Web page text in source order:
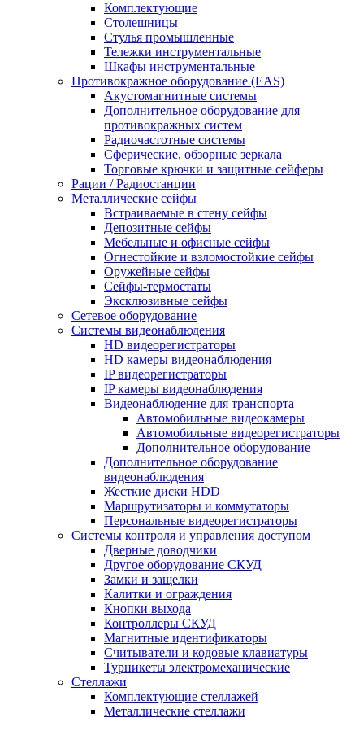
Комплектующие
Столешницы
Стулья промышленные
Тележки инструментальные
Шкафы инструментальные
Противокражное оборудование (EAS)
Акустомагнитные системы
Дополнительное оборудование для
противокражных систем
Радиочастотные системы
Сферические, обзорные зеркала
Торговые крючки и защитные сейферы
Рации / Радиостанции
Металлические сейфы
Встраиваемые в стену сейфы
Депозитные сейфы
Мебельные и офисные сейфы
Огнестойкие и взломостойкие сейфы
Оружейные сейфы
Сейфы-термостаты
Эксклюзивные сейфы
Сетевое оборудование
Системы видеонаблюдения
HD видеорегистраторы
HD камеры видеонаблюдения
IP видеорегистраторы
IP камеры видеонаблюдения
Видеонаблюдение для транспорта
Автомобильные видеокамеры
Автомобильные видеорегистраторы
Дополнительное оборудование
Дополнительное оборудование
видеонаблюдения
Жесткие диски HDD
Маршрутизаторы и коммутаторы
Персональные видеорегистраторы
Системы контроля и управления доступом
Дверные доводчики
Другое оборудование СКУД
Замки и защелки
Калитки и ограждения
Кнопки выхода
Контроллеры СКУД
Магнитные идентификаторы
Считыватели и кодовые клавиатуры
Турникеты электромеханические
Стеллажи
Комплектующие стеллажей
Металлические стеллажи